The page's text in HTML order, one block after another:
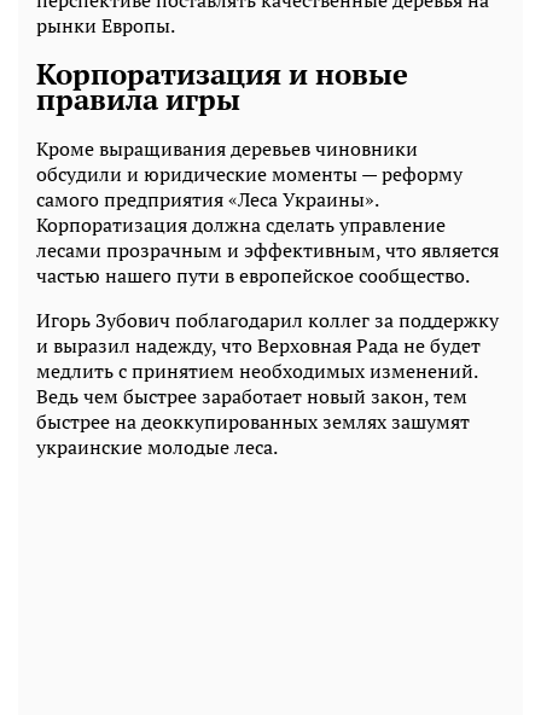
рынки Европы.
Корпоратизация и новые
правила игры
Кроме выращивания деревьев чиновники
обсудили и юридические моменты — реформу
самого предприятия «Леса Украины».
Корпоратизация должна сделать управление
лесами прозрачным и эффективным, что является
частью нашего пути в европейское сообщество.
Игорь Зубович поблагодарил коллег за поддержку
и выразил надежду, что Верховная Рада не будет
медлить с принятием необходимых изменений.
Ведь чем быстрее заработает новый закон, тем
быстрее на деоккупированных землях зашумят
украинские молодые леса.